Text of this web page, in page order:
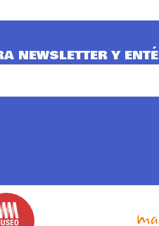
NEWSLETTER Y